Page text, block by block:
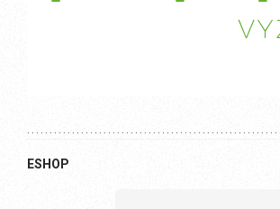
ESHOP